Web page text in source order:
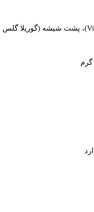
ساختار بدنه :جلو شیشه (گوریلا گلس +Victus)، پشت شیشه (گوریلا گلس